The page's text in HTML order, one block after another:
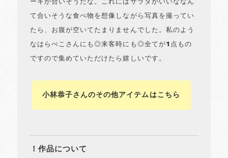
ーキが合いそうだな。これにはサラダがいいななん
て合いそうな食べ物を想像しながら写真を撮ってい
たら、お腹が空いてたまりませんでした。私のよう
なはらぺこさんにも◎来客時にも◎全てが1点もの
ですので集めていただけたら嬉しいです。
小林恭子さんのその他アイテムはこちら
！作品について